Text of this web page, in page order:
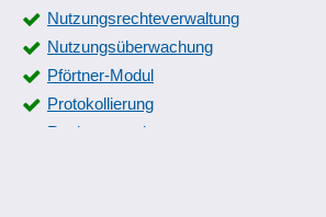
Nutzungsrechteverwaltung
Nutzungsüberwachung
Pförtner-Modul
Protokollierung
Rechteverwaltung